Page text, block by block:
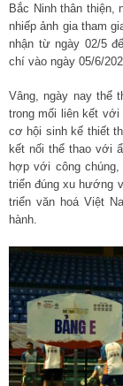
Bắc Ninh thân thiện,
nhiếp ảnh gia tham
nhận từ ngày 02/5
chí vào ngày 05/6/
Vâng, ngày nay thể
trong mối liên kết với
cơ hội sinh kế thiết
kết nối thể thao với
hợp với công
triển đúng xu hướng
triển văn hoá Việt
hành.